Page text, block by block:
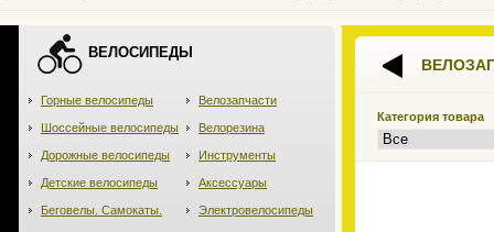
ВЕЛОСИПЕДЫ
Горные велосипеды
Шоссейные велосипеды
Дорожные велосипеды
Детские велосипеды
Беговелы. Самокаты.
Велозапчасти
Велорезина
Инструменты
Аксессуары
Электровелосипеды
Категория товара